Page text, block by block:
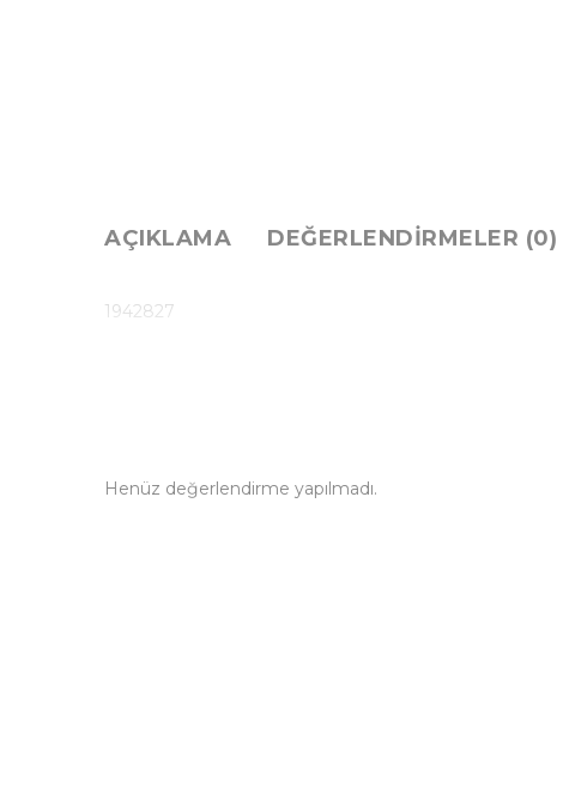
AÇIKLAMA DEĞERLENDIRMELER (0)
1942827
Henüz değerlendirme yapılmadı.